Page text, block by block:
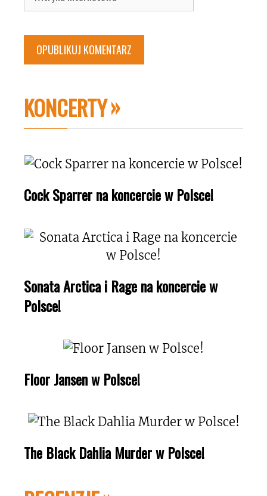
internetowa
KONCERTY
Cock Sparrer na koncercie w Polsce!
Sonata Arctica i Rage na koncercie w
Polsce!
Floor Jansen w Polsce!
The Black Dahlia Murder w Polsce!